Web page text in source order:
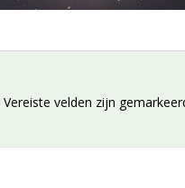
Vereiste velden zijn